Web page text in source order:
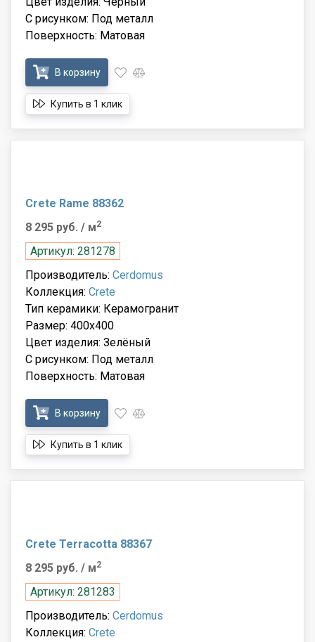
С рисунком: Под металл
Поверхность: Матовая
В корзину
Купить в 1 клик
Crete Rame 88362
8 295 руб. / м2
Артикул: 281278
Производитель: Cerdomus
Коллекция: Crete
Тип керамики: Керамогранит
Размер: 400x400
Цвет изделия: Зелёный
С рисунком: Под металл
Поверхность: Матовая
В корзину
Купить в 1 клик
Crete Terracotta 88367
8 295 руб. / м2
Артикул: 281283
Производитель: Cerdomus
Коллекция: Crete